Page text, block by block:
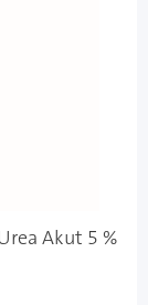
Akut 5 %